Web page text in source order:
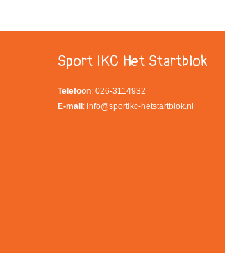
Sport IKC Het Startblok
Telefoon: 026-3114932
E-mail : info@sportikc-hetstartblok.nl